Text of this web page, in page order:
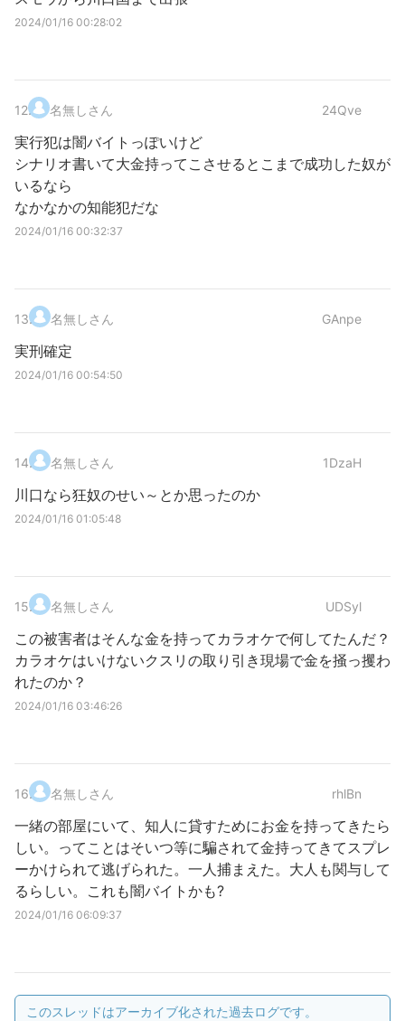
2024/01/16 00:28:02
12. 名無しさん 24Qve
実行犯は闇バイトっぽいけど
シナリオ書いて大金持ってこさせるとこまで成功した奴が
いるなら
なかなかの知能犯だな
2024/01/16 00:32:37
13. 名無しさん GAnpe
実刑確定
2024/01/16 00:54:50
14. 名無しさん 1DzaH
川口なら狂奴のせい～とか思ったのか
2024/01/16 01:05:48
15. 名無しさん UDSyl
この被害者はそんな金を持ってカラオケで何してたんだ？
カラオケはいけないクスリの取り引き現場で金を掻っ攫わ
れたのか？
2024/01/16 03:46:26
16. 名無しさん rhlBn
一緒の部屋にいて、知人に貸すためにお金を持ってきたら
しい。ってことはそいつ等に騙されて金持ってきてスプレ
ーかけられて逃げられた。一人捕まえた。大人も関与して
るらしい。これも闇バイトかも?
2024/01/16 06:09:37
このスレッドはアーカイブ化された過去ログです。